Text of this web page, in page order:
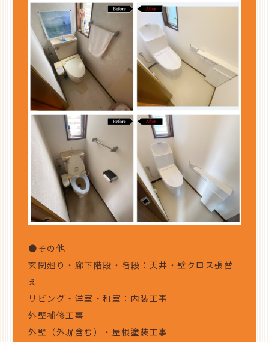
●その他
玄関廻り・廊下階段・階段：天井・壁クロス張替
え
リビング・洋室・和室：内装工事
外壁補修工事
外壁（外塀含む）・屋根塗装工事